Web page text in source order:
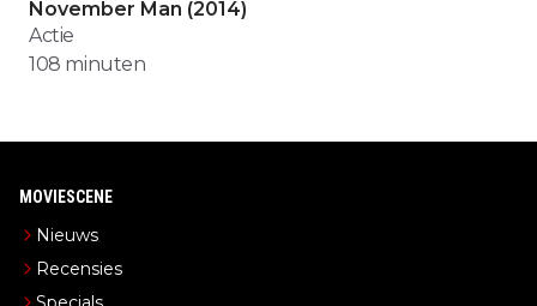
November Man (2014)
Actie
108 minuten
MOVIESCENE
Nieuws
Recensies